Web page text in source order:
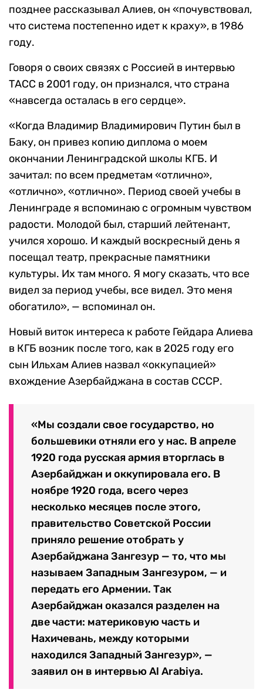
позднее рассказывал Алиев, он «почувствовал,
что система постепенно идет к краху», в 1986
году.
Говоря о своих связях с Россией в интервью
ТАСС в 2001 году, он признался, что страна
«навсегда осталась в его сердце».
«Когда Владимир Владимирович Путин был в
Баку, он привез копию диплома о моем
окончании Ленинградской школы КГБ. И
зачитал: по всем предметам «отлично»,
«отлично», «отлично». Период своей учебы в
Ленинграде я вспоминаю с огромным чувством
радости. Молодой был, старший лейтенант,
учился хорошо. И каждый воскресный день я
посещал театр, прекрасные памятники
культуры. Их там много. Я могу сказать, что все
видел за период учебы, все видел. Это меня
обогатило», — вспоминал он.
Новый виток интереса к работе Гейдара Алиева
в КГБ возник после того, как в 2025 году его
сын Ильхам Алиев назвал «оккупацией»
вхождение Азербайджана в состав СССР.
«Мы создали свое государство, но
большевики отняли его у нас. В апреле
1920 года русская армия вторглась в
Азербайджан и оккупировала его. В
ноябре 1920 года, всего через
несколько месяцев после этого,
правительство Советской России
приняло решение отобрать у
Азербайджана Зангезур — то, что мы
называем Западным Зангезуром, — и
передать его Армении. Так
Азербайджан оказался разделен на
две части: материковую часть и
Нахичевань, между которыми
находился Западный Зангезур», —
заявил он в интервью Al Arabiya.